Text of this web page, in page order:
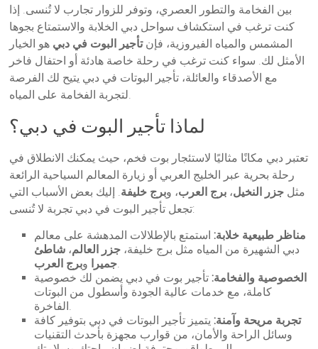
بين الفخامة والتطور العصري، وتوفر للزوار تجارب لا تُنسى. إذا
كنت ترغب في استكشاف سواحل دبي الخلابة والاستمتاع بجوها
المشمس والمياه الفيروزية، فإنتأجير البوت في دبي هو الخيار
الأمثل لك. سواء كنت ترغب في رحلة خاصة هادئة أو احتفال فاخر
مع الأصدقاء والعائلة، تأجير البوتات في دبي يتيح لك الفرصة
لتجربة الفخامة على المياه.
لماذا تأجير البوت في دبي؟
تعتبر دبي مكانًا مثاليًا لاستئجار بوت فخم، حيث يمكنك الانطلاق في
رحلة بحرية عبر الخليج العربي أو زيارة المعالم السياحية الرائعة
مثل جزر النخيل، برج العرب، وبرج خليفة. إليك بعض الأسباب التي
تجعل تأجير البوت في دبي تجربة لا تُنسى:
مناظر طبيعية خلابة:استمتع بالإطلالات المدهشة على معالم
دبي الشهيرة من المياه مثل برج خليفة، جزر العالم، شاطئ
جميرا وبرج العرب
.
الخصوصية والفخامة:تأجير بوت في دبي يضمن لك خصوصية
كاملة، مع خدمات عالية الجودة وأسطول من البوتات
الفاخرة.
تجربة مريحة وآمنة:يتميز تأجير البوتات في دبي بتوفير كافة
وسائل الراحة والأمان، من قوارب مجهزة بأحدث التقنيات